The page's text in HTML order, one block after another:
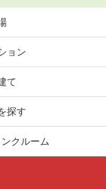
ョン
て
探す
クルーム